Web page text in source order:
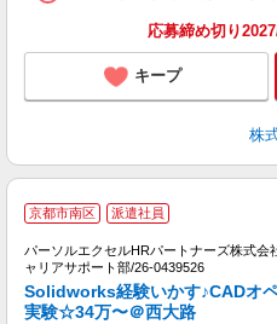
応募締め切り
キープ
株
京都市南区 派遣社員
パーソルエクセルHRパートナーズ株式
ャリアサポート部/26-0439526
Solidworks経験いかす♪CADオ
実験☆34万〜＠西大路